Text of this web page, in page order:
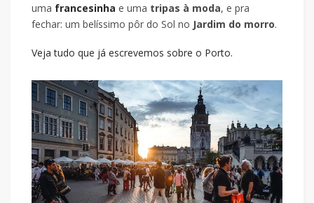
uma francesinha e uma tripas à moda, e pra
fechar: um belíssimo pôr do Sol no Jardim do morro.
Veja tudo que já escrevemos sobre o Porto.